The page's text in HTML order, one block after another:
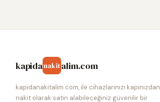
kapidanakitalim.com
kapidanakitalim.com, ile cihazlarınızı kapınızdan
nakit olarak satın alabileceğiniz güvenilir bir